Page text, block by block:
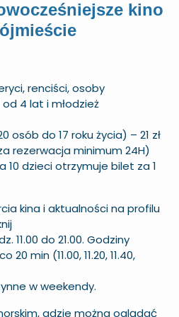
kino
renciści, osoby
4 lat i młodzież
osób do 17 roku życia) – 21 zł
rezerwacja minimum 24H)
10 dzieci otrzymuje bilet za 1
kina i aktualności na profilu
11.00 do 21.00. Godziny
min (11.00, 11.20, 11.40,
w weekendy.
gdzie można oglądać